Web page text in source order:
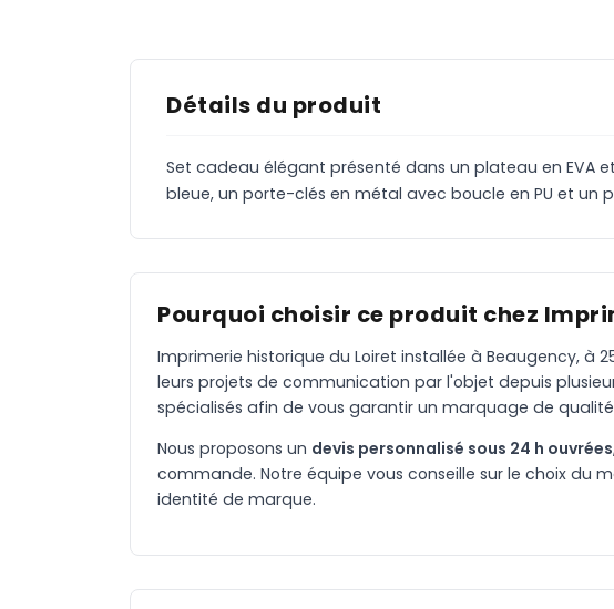
Détails du produit
Set cadeau élégant présenté dans un plateau en EVA
bleue, un porte-clés en métal avec boucle en PU et un
Pourquoi choisir ce produit chez
Imprimerie historique du Loiret installée à Beaugency, à
leurs projets de communication par l'objet depuis
spécialisés afin de vous garantir un marquage de
Nous proposons un devis personnalisé sous 24 h ouvrées
commande. Notre équipe vous conseille sur le choix du
identité de marque.